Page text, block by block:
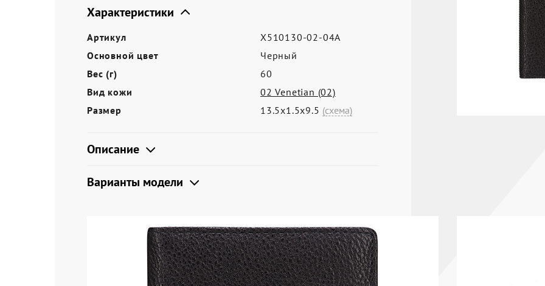
Характеристики
Артикул
X510130-02-04A
Основной цвет
Черный
Вес (г)
60
Вид кожи
02 Venetian (02)
Размер
13.5х1.5х9.5 (схема)
Описание
Варианты модели